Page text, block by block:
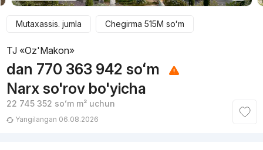
Mutaxassis. jumla Chegirma 515M soʻm
TJ «Oz'Makon»
dan 770 363 942 soʻm
Narx so'rov bo'yicha
22 745 352 soʻmm² uchun
Yangilangan 06.08.2026